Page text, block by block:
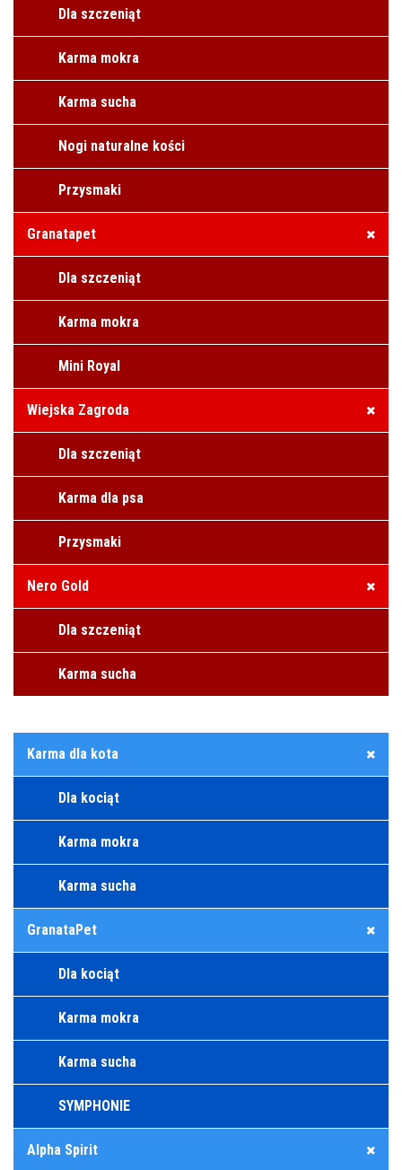
Dla szczeniąt
Karma mokra
Karma sucha
Nogi naturalne kości
Przysmaki
Granatapet
Dla szczeniąt
Karma mokra
Mini Royal
Wiejska Zagroda
Dla szczeniąt
Karma dla psa
Przysmaki
Nero Gold
Dla szczeniąt
Karma sucha
Karma dla kota
Dla kociąt
Karma mokra
Karma sucha
GranataPet
Dla kociąt
Karma mokra
Karma sucha
SYMPHONIE
Alpha Spirit